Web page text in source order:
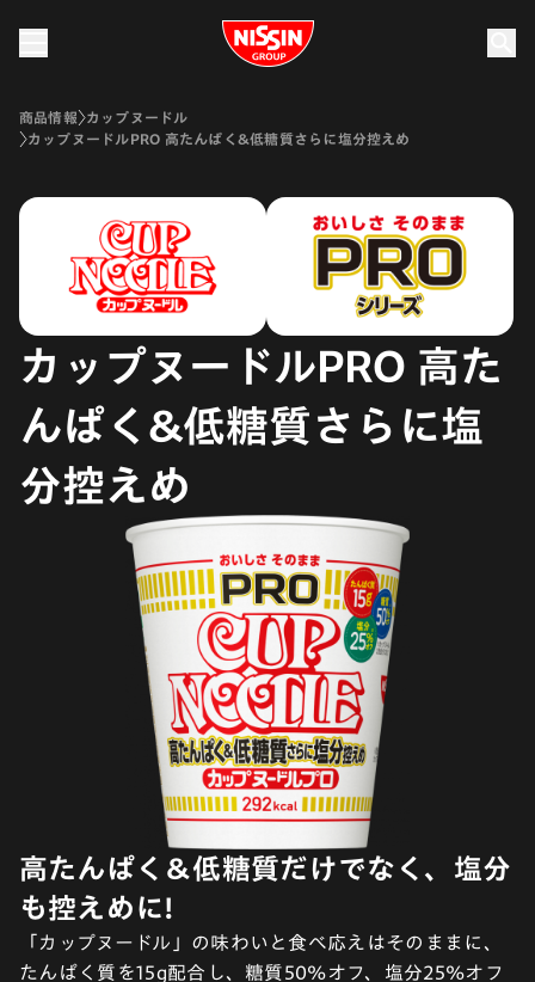
Nissin Group
商品情報
カップヌードル
カップヌードルPRO 高たんぱく&低糖質さらに塩分控えめ
カップヌードルPRO 高た
んぱく&低糖質さらに塩
分控えめ
高たんぱく＆低糖質だけでなく、塩分
も控えめに!
「カップヌードル」の味わいと食べ応えはそのままに、
たんぱく質を15g配合し、糖質50%オフ、塩分25%オフ